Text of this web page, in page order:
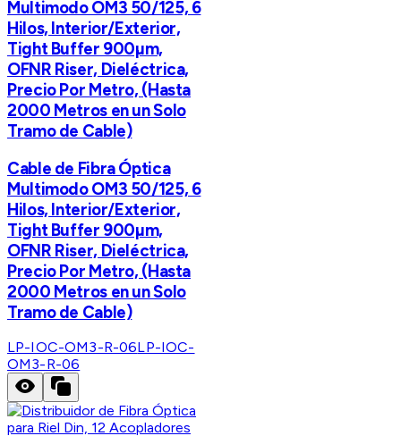
Multimodo OM3 50/125, 6
Hilos, Interior/Exterior,
Tight Buffer 900µm,
OFNR Riser, Dieléctrica,
Precio Por Metro, (Hasta
2000 Metros en un Solo
Tramo de Cable)
Cable de Fibra Óptica
Multimodo OM3 50/125, 6
Hilos, Interior/Exterior,
Tight Buffer 900µm,
OFNR Riser, Dieléctrica,
Precio Por Metro, (Hasta
2000 Metros en un Solo
Tramo de Cable)
LP-IOC-OM3-R-06LP-IOC-
OM3-R-06